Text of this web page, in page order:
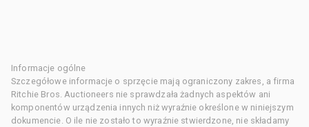
Informacje ogólne
Szczegółowe informacje o sprzęcie mają ograniczony zakres, a firma
Ritchie Bros. Auctioneers nie sprawdzała żadnych aspektów ani
komponentów urządzenia innych niż wyraźnie określone w niniejszym
dokumencie. O ile nie zostało to wyraźnie stwierdzone, nie składamy